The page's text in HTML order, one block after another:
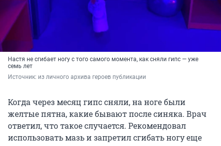
Настя не сгибает ногу с того самого момента, как сняли гипс — уже
семь лет
Источник: из личного архива героев публикации
Когда через месяц гипс сняли, на ноге были
желтые пятна, какие бывают после синяка. Врач
ответил, что такое случается. Рекомендовал
использовать мазь и запретил сгибать ногу еще